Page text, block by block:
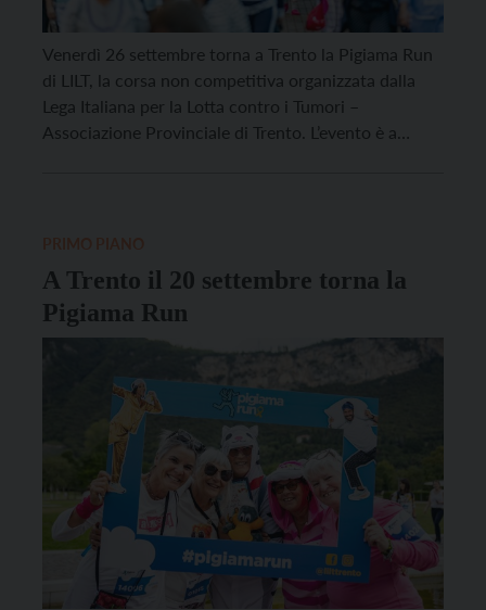
Venerdì 26 settembre torna a Trento la Pigiama Run
di LILT, la corsa non competitiva organizzata dalla
Lega Italiana per la Lotta contro i Tumori –
Associazione Provinciale di Trento. L’evento è a
A Trento il 20 settembre torna la
Pigiama Run